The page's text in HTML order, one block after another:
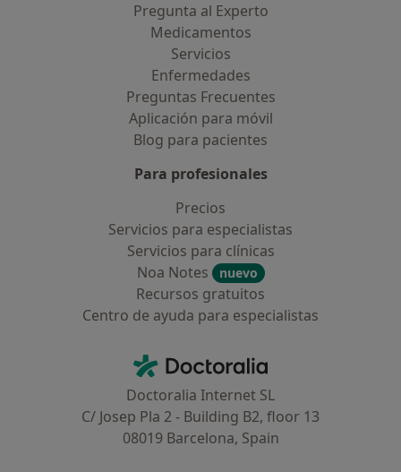
Pregunta al Experto
Medicamentos
Servicios
Enfermedades
Preguntas Frecuentes
Aplicación para móvil
Blog para pacientes
Para profesionales
Precios
Servicios para especialistas
Servicios para clínicas
Noa Notes
nuevo
Recursos gratuitos
Centro de ayuda para especialistas
Doctoralia - Página de inicio
Doctoralia Internet SL
C/ Josep Pla 2 - Building B2, floor 13
08019 Barcelona, Spain